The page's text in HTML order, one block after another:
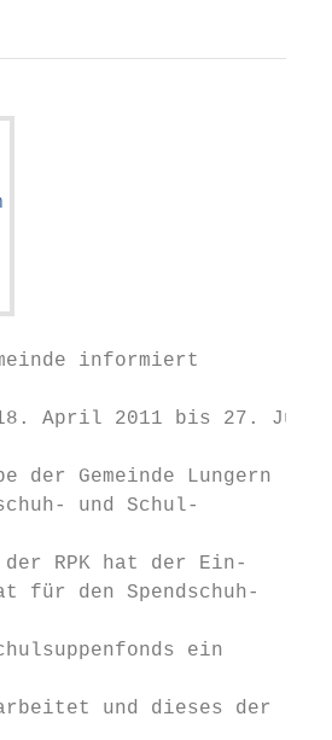
informiert
April 2011 bis 27. Juni
der Gemeinde Lungern
und Schul-
der RPK hat der
für den
Schulsuppenfonds
und